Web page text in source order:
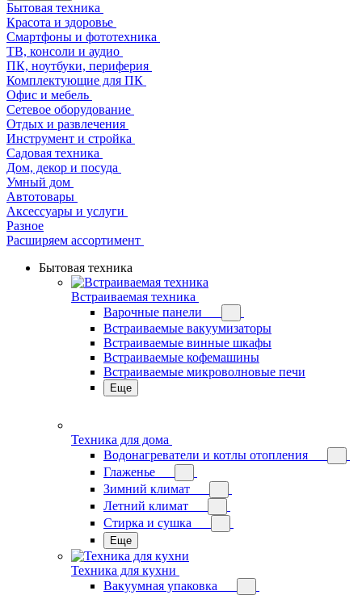
Бытовая техника
Красота и здоровье
Смартфоны и фототехника
ТВ, консоли и аудио
ПК, ноутбуки, периферия
Комплектующие для ПК
Офис и мебель
Сетевое оборудование
Отдых и развлечения
Инструмент и стройка
Садовая техника
Дом, декор и посуда
Умный дом
Автотовары
Аксессуары и услуги
Разное
Расширяем ассортимент
Бытовая техника
Встраиваемая техника
Варочные панели
Встраиваемые вакуумизаторы
Встраиваемые винные шкафы
Встраиваемые кофемашины
Встраиваемые микроволновые печи
Еще
Техника для дома
Водонагреватели и котлы отопления
Глаженье
Зимний климат
Летний климат
Стирка и сушка
Еще
Техника для кухни
Вакуумная упаковка